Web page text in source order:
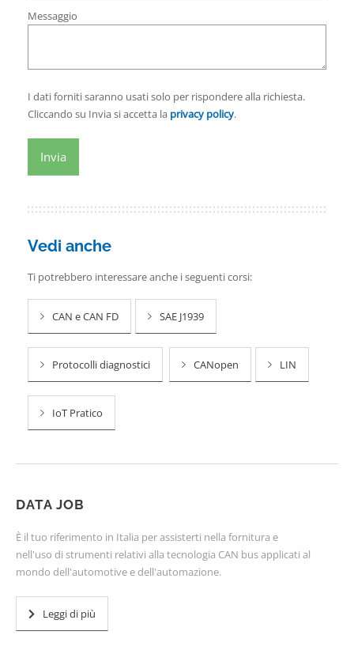
Messaggio
I dati forniti saranno usati solo per rispondere alla richiesta.
Cliccando su Invia si accetta la privacy policy.
Vedi anche
Ti potrebbero interessare anche i seguenti corsi:
CAN e CAN FD SAE J1939
Protocolli diagnostici CANopen LIN
IoT Pratico
DATA JOB
È il tuo riferimento in Italia per assisterti nella fornitura e
nell'uso di strumenti relativi alla tecnologia CAN bus applicati al
mondo dell'automotive e dell'automazione.
Leggi di più